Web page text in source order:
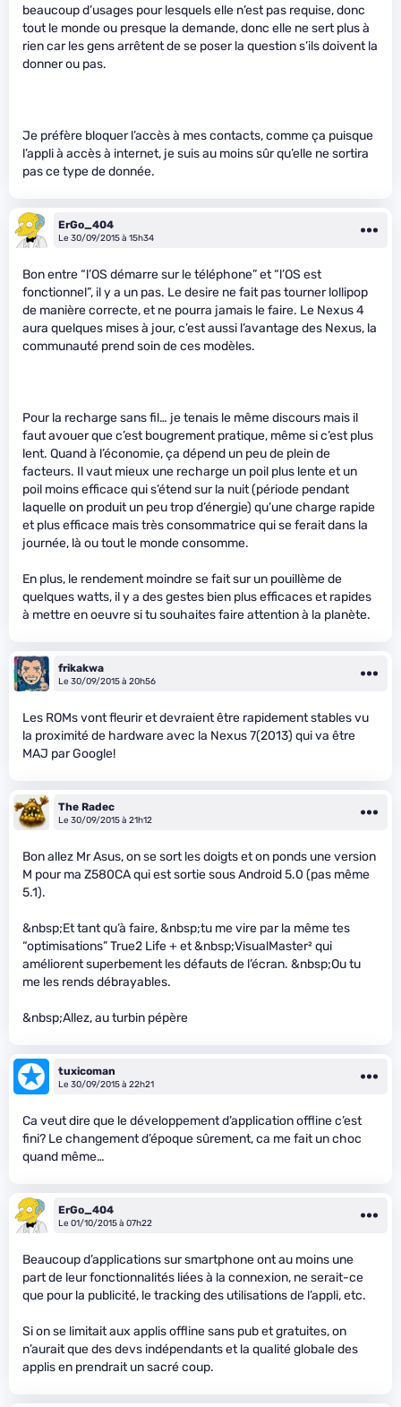
beaucoup d’usages pour lesquels elle n’est pas requise, donc
tout le monde ou presque la demande, donc elle ne sert plus à
rien car les gens arrêtent de se poser la question s’ils doivent la
donner ou pas.
Je préfère bloquer l’accès à mes contacts, comme ça puisque
l’appli à accès à internet, je suis au moins sûr qu’elle ne sortira
pas ce type de donnée.
ErGo_404
Le 30/09/2015 à 15h34
Bon entre “l’OS démarre sur le téléphone” et “l’OS est
fonctionnel”, il y a un pas. Le desire ne fait pas tourner lollipop
de manière correcte, et ne pourra jamais le faire. Le Nexus 4
aura quelques mises à jour, c’est aussi l’avantage des Nexus, la
communauté prend soin de ces modèles.
Pour la recharge sans fil… je tenais le même discours mais il
faut avouer que c’est bougrement pratique, même si c’est plus
lent. Quand à l’économie, ça dépend un peu de plein de
facteurs. Il vaut mieux une recharge un poil plus lente et un
poil moins efficace qui s’étend sur la nuit (période pendant
laquelle on produit un peu trop d’énergie) qu’une charge rapide
et plus efficace mais très consommatrice qui se ferait dans la
journée, là ou tout le monde consomme.
En plus, le rendement moindre se fait sur un pouillème de
quelques watts, il y a des gestes bien plus efficaces et rapides
à mettre en oeuvre si tu souhaites faire attention à la planète.
frikakwa
Le 30/09/2015 à 20h56
Les ROMs vont fleurir et devraient être rapidement stables vu
la proximité de hardware avec la Nexus 7(2013) qui va être
MAJ par Google!
The Radec
Le 30/09/2015 à 21h12
Bon allez Mr Asus, on se sort les doigts et on ponds une version
M pour ma Z580CA qui est sortie sous Android 5.0 (pas même
5.1).
&nbsp;Et tant qu’à faire, &nbsp;tu me vire par la même tes
“optimisations” True2 Life + et &nbsp;VisualMaster² qui
améliorent superbement les défauts de l’écran. &nbsp;Ou tu
me les rends débrayables.
&nbsp;Allez, au turbin pépère
tuxicoman
Le 30/09/2015 à 22h21
Ca veut dire que le développement d’application offline c’est
fini? Le changement d’époque sûrement, ca me fait un choc
quand même…
ErGo_404
Le 01/10/2015 à 07h22
Beaucoup d’applications sur smartphone ont au moins une
part de leur fonctionnalités liées à la connexion, ne serait-ce
que pour la publicité, le tracking des utilisations de l’appli, etc.
Si on se limitait aux applis offline sans pub et gratuites, on
n’aurait que des devs indépendants et la qualité globale des
applis en prendrait un sacré coup.